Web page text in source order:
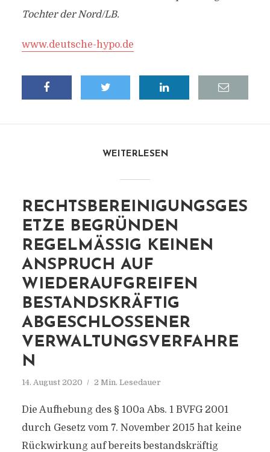
Tochter der Nord/LB.
www.deutsche-hypo.de
WEITERLESEN
RECHTSBEREINIGUNGSGES
ETZE BEGRÜNDEN
REGELMÄSSIG KEINEN A
NSPRUCH AUF W
IEDERAUFGREIFEN B
ESTANDSKRÄFTIG A
BGESCHLOSSENER V
ERWALTUNGSVERFAHREN
14. August 2020 2 Min. Lesedauer
Die Aufhebung des § 100a Abs. 1 BVFG 2001
durch Gesetz vom 7. November 2015 hat keine
Rückwirkung auf bereits bestandskräftig